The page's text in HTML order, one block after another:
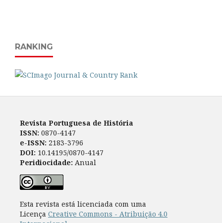
RANKING
Revista Portuguesa de História
ISSN: 0870-4147
e-ISSN: 2183-3796
DOI: 10.14195/0870-4147
Peridiocidade: Anual
Esta revista está licenciada com uma
Licença Creative Commons - Atribuição 4.0